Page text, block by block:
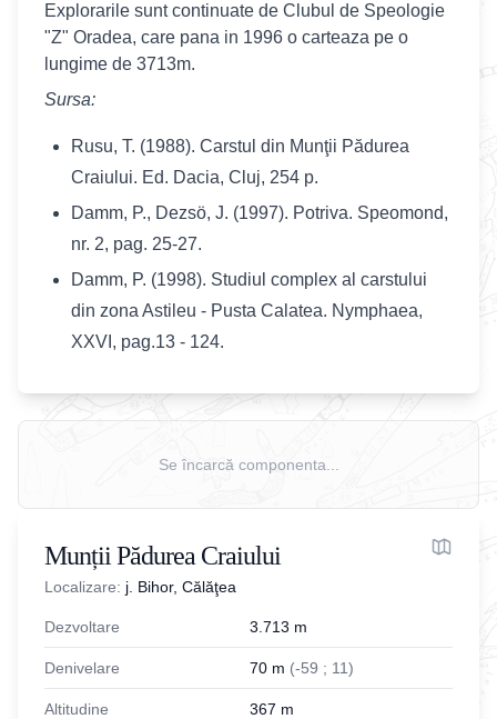
Explorarile sunt continuate de Clubul de Speologie
"Z" Oradea, care pana in 1996 o carteaza pe o
lungime de 3713m.
Sursa:
Rusu, T. (1988). Carstul din Munţii Pădurea
Craiului. Ed. Dacia, Cluj, 254 p.
Damm, P., Dezsö, J. (1997). Potriva. Speomond,
nr. 2, pag. 25-27.
Damm, P. (1998). Studiul complex al carstului
din zona Astileu - Pusta Calatea. Nymphaea,
XXVI, pag.13 - 124.
Se încarcă componenta...
Munții Pădurea Craiului
Localizare: j. Bihor, Călăţea
Dezvoltare 3.713 m
Denivelare 70 m (-59 ; 11)
Altitudine 367 m